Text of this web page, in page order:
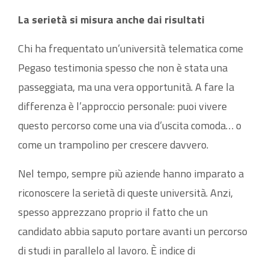
La serietà si misura anche dai risultati
Chi ha frequentato un’università telematica come
Pegaso testimonia spesso che non è stata una
passeggiata, ma una vera opportunità. A fare la
differenza è l’approccio personale: puoi vivere
questo percorso come una via d’uscita comoda… o
come un trampolino per crescere davvero.
Nel tempo, sempre più aziende hanno imparato a
riconoscere la serietà di queste università. Anzi,
spesso apprezzano proprio il fatto che un
candidato abbia saputo portare avanti un percorso
di studi in parallelo al lavoro. È indice di